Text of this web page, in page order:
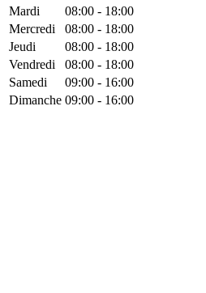
Mardi
08:00 - 18:00
Mercredi
08:00 - 18:00
Jeudi
08:00 - 18:00
Vendredi
08:00 - 18:00
Samedi
09:00 - 16:00
Dimanche 09:00 - 16:00